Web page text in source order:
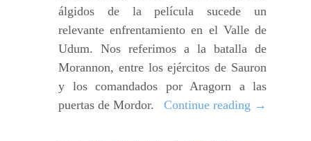
álgidos de la película sucede un
relevante enfrentamiento en el Valle de
Udum. Nos referimos a la batalla de
Morannon, entre los ejércitos de Sauron
y los comandados por Aragorn a las
puertas de Mordor.
Continue reading →